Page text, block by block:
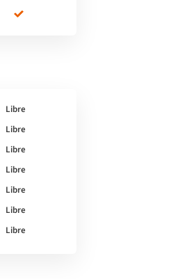
Libre
Libre
Libre
Libre
Libre
Libre
Libre